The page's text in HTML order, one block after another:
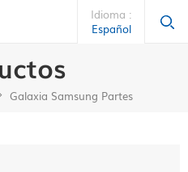
Idioma :
Español
Galaxia Samsung Partes